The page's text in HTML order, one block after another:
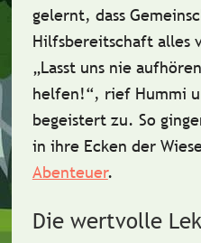
gelernt, dass
Hilfsbereitschaftalles
„Lasst uns nie
helfen!“, rief Hummi
begeistert zu. So
in ihre Ecken der
Abenteuer.
Die wertvolle